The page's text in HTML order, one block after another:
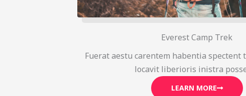
Everest Camp Trek
Fuerat aestu carentem habentia
locavit liberioris inistra
LEARN MORE